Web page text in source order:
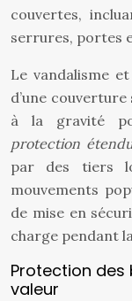
couvertes,
serrures, portes
Le vandalisme
d’une
à la gravité
protection
par des tiers
mouvements
de mise en
charge pendant
Protection des
valeur